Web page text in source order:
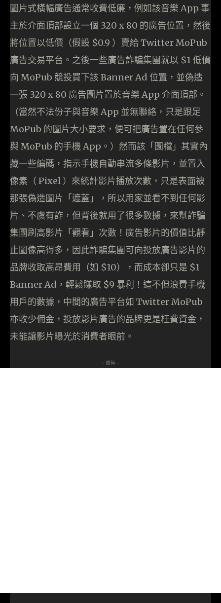
圖片式橫幅廣告通常收費低廉，例如該音樂 App 事
主於介面頂部設立一個 320 x 80 的廣告位置，然後
將位置以低價（假設 $0.9 ）賣給 Twitter MoPub
廣告交易平台。之後一些廣告詐騙集團就以 $1 低價
向 MoPub 競投買下該 Banner Ad 位置，並偽造
一張 320 x 80 廣告圖片置於音樂 App 介面頂部。
（當然不法份子與音樂 App 並無聯絡，只是跟足
MoPub 的圖片大小要求，便可把廣告置在任何參
與 MoPub 的手機 App。）然而該「圖檔」其實內
藏一些編碼，指示手機自動串流多條影片，並置入
像素（ Pixel ）來統計影片播放次數，只是表面被
那張偽造圖片「遮蓋」，所以用家並看不到任何影
片、不虞有詐，但背後就用了很多數據，來幫詐騙
集團刷高影片「觀看」次數！廣告影片的價值比靜
止圖像高得多，因此詐騙集團可向投放廣告影片的
品牌收取高昂費用（如 $10），而成本卻只是 $1
Banner Ad，輕鬆賺取 $9 暴利！這不但浪費手機
用戶的數據，中間的廣告平台如 Twitter MoPub
亦收少佣金，投放影片廣告的品牌更是枉費資金，
未能讓影片曝光於消費者眼前。
- 廣告 -